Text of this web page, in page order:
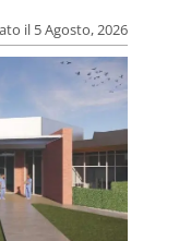
il 5 Agosto, 2026